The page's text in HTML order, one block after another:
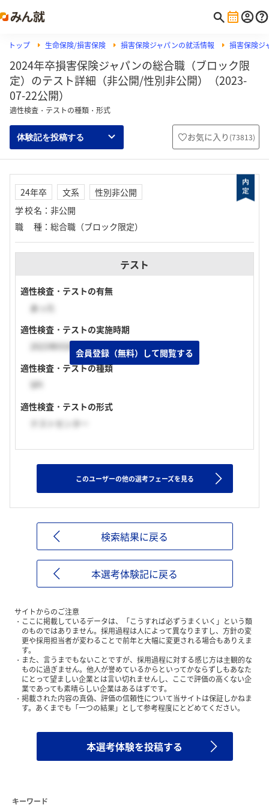
トップ 生命保険/損害保険 損害保険ジャパンの就活情報 損害保険ジ
2024年卒損害保険ジャパンの総合職（ブロック限
定）のテスト詳細（非公開/性別非公開）（2023-
07-22公開）
適性検査・テストの種類・形式
体験記を投稿する お気に入り (73813)
24年卒 文系
性別非公開
学校名 ： 非公開
職種 ： 総合職（ブロック限定）
テスト
適性検査・テストの有無
あった
適性検査・テストの実施時期
2023年03月上旬
適性検査・テストの種類
SPI
適性検査・テストの形式
テストセンター
会員登録（無料）して閲覧する
このユーザーの他の選考フェーズを見る
検索結果に戻る
本選考体験記に戻る
サイトからのご注意
ここに掲載しているデータは、「こうすれば必ずうまくいく」という類
のものではありません。採用過程は人によって異なりますし、方針の変
更や採用担当者が変わることで前年と大幅に変更される場合もありえま
す。
また、言うまでもないことですが、採用過程に対する感じ方は主観的な
ものに過ぎません。他人が誉めているからといってかならずしもあなた
にとって望ましい企業とは言い切れませんし、ここで評価の高くない企
業であっても素晴らしい企業はあるはずです。
掲載された内容の真偽、評価の信頼性について当サイトは保証しかねま
す。あくまでも「一つの結果」として参考程度にとどめてください。
本選考体験を投稿する
キーワード